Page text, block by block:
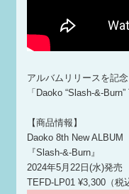
アルバムリリースを記
「Daoko “Slash-&-
【商品情報】
Daoko 8th New ALBUM
『Slash-&-Burn』
2024年5⽉22⽇(⽔)発売
TEFD-LP01 ¥3,300（税